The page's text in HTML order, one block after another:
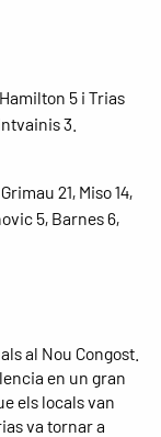
5 i Trias
3.
21, Miso 14,
5, Barnes 6,
al Nou Congost.
en un gran
els locals van
va tornar a